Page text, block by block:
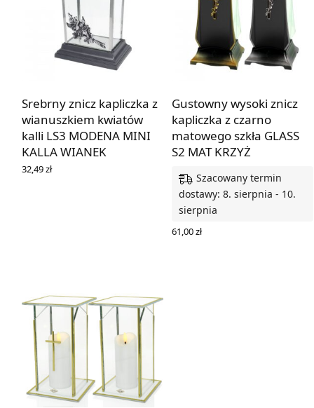
Srebrny znicz kapliczka z
wianuszkiem kwiatów
kalli LS3 MODENA MINI
KALLA WIANEK
32,49zł
Gustowny wysoki znicz
kapliczka z czarno
matowego szkła GLASS
S2 MAT KRZYŻ
Szacowany termin
dostawy: 8. sierpnia - 10.
sierpnia
61,00zł